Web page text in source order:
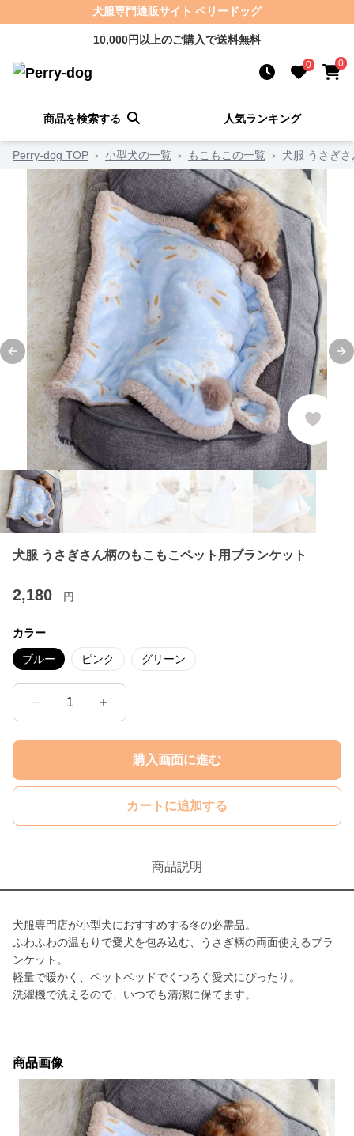
犬服専門通販サイト ペリードッグ
10,000円以上のご購入で送料無料
0 0
商品を検索する 人気ランキング
Perry-dog TOP › 小型犬の一覧 › もこもこの一覧 › 犬服 うさぎ
Previous slide
犬服 うさぎさん柄のもこもこペット用ブランケット
2,180 円
カラー
ブルー ピンク グリーン
1
購入画面に進む
カートに追加する
商品説明
犬服専門店が小型犬におすすめする冬の必需品。
ふわふわの温もりで愛犬を包み込む、うさぎ柄の両面使えるブラ
ンケット。
軽量で暖かく、ペットベッドでくつろぐ愛犬にぴったり。
洗濯機で洗えるので、いつでも清潔に保てます。
商品画像